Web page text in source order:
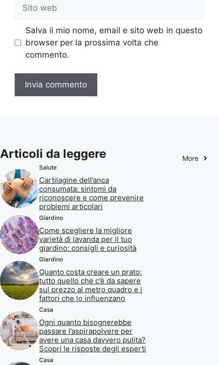
web
Salva il mio nome, email e sito web in questo
browser per la prossima volta che
commento.
Articoli da leggere More
Salute
Cartilagine dell’anca
consumata: sintomi da
riconoscere e come prevenire
problemi articolari
Giardino
Come scegliere la migliore
varietà di lavanda per il tuo
giardino: consigli e curiosità
Giardino
Quanto costa creare un prato:
tutto quello che c’è da sapere
sul prezzo al metro quadro e i
fattori che lo influenzano
Casa
Ogni quanto bisognerebbe
passare l’aspirapolvere per
avere una casa davvero pulita?
Scopri le risposte degli esperti
Casa